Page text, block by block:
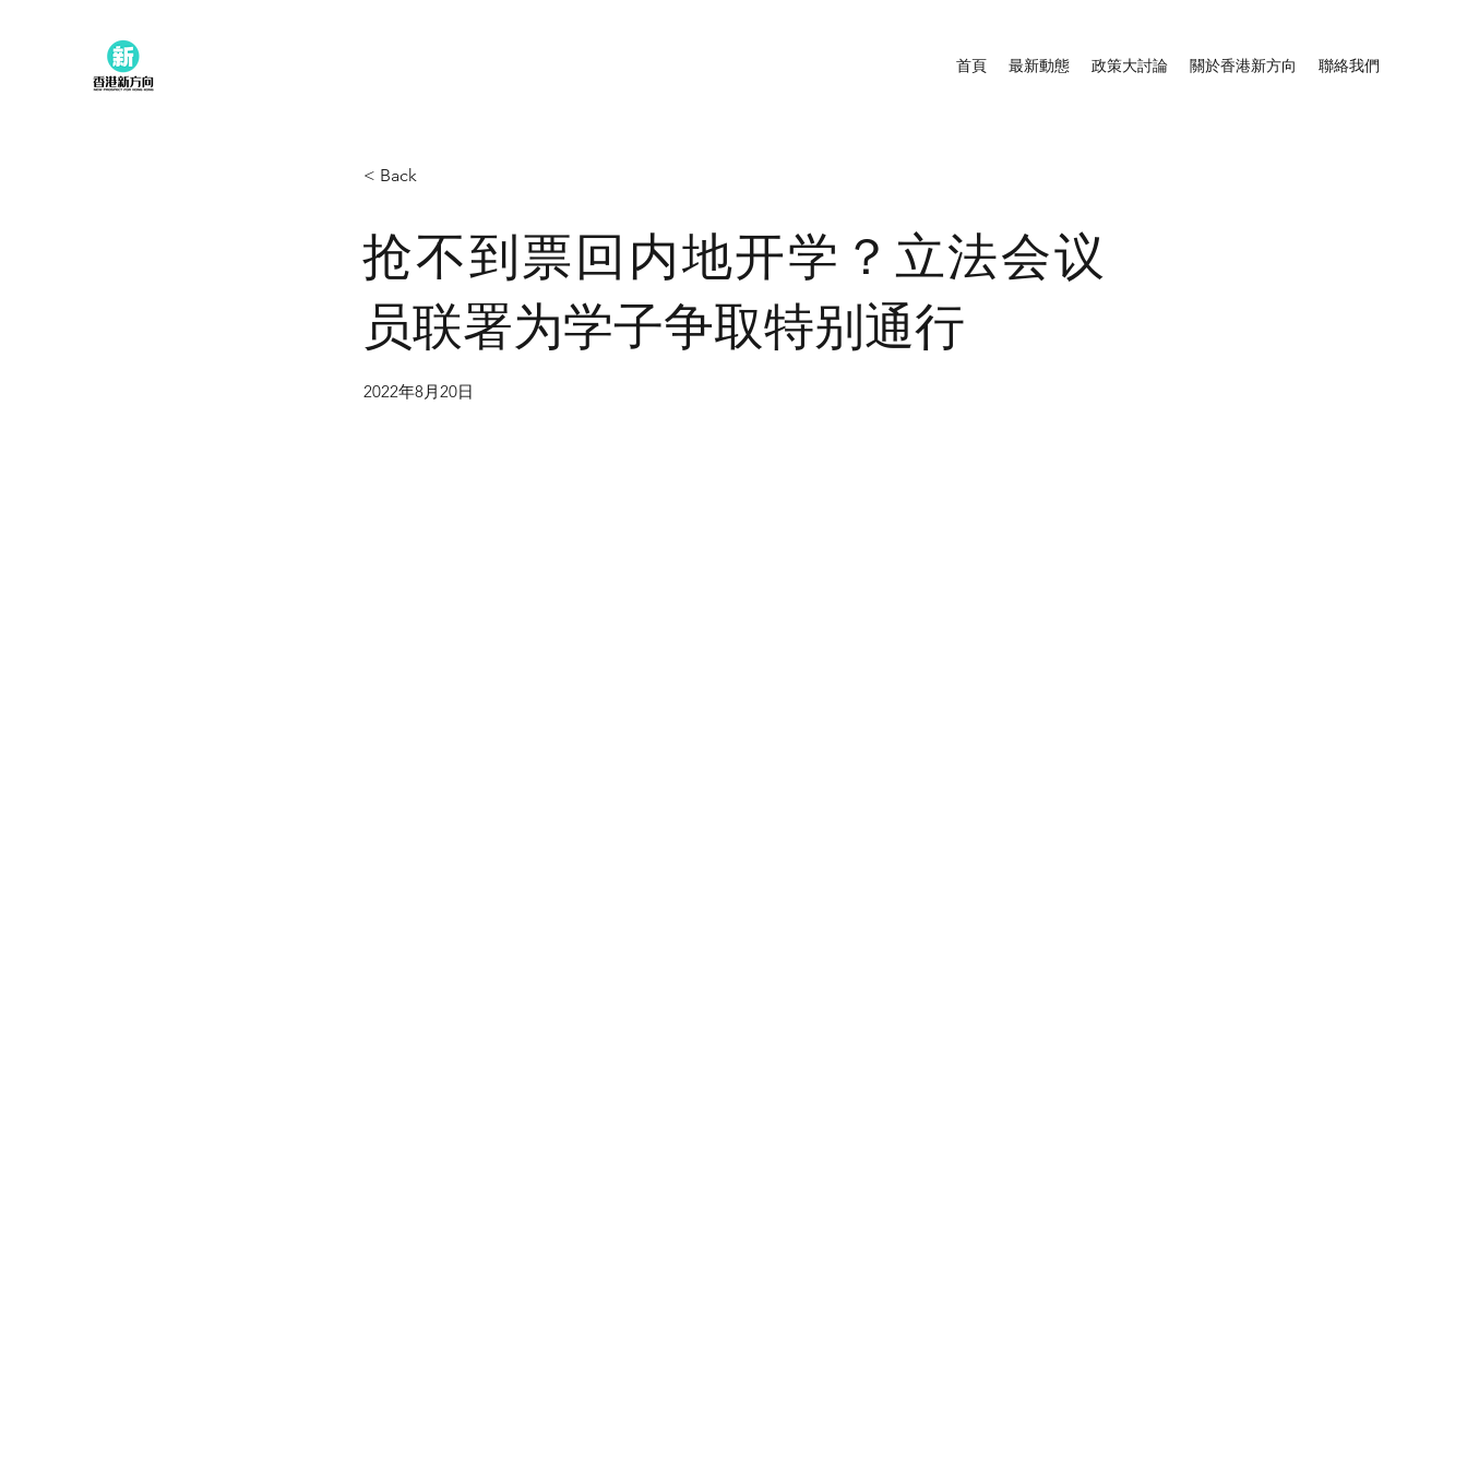
首頁 最新動態 政策大討論 關於香港新方向 聯絡我們
< Back
抢不到票回内地开学？立法会议
员联署为学子争取特别通行
2022年8月20日